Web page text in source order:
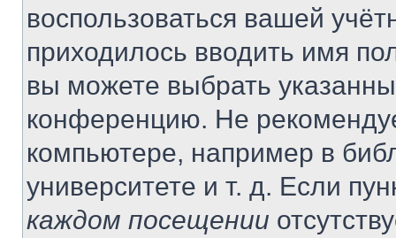
воспользоваться вашей
приходилось вводить имя
вы можете выбрать
конференцию. Не
компьютере, например в
университете и т. д. Если
каждом посещении